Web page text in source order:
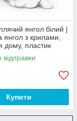
янгол білий |
янгол з крилами,
дому, пластик
відправки
Купити